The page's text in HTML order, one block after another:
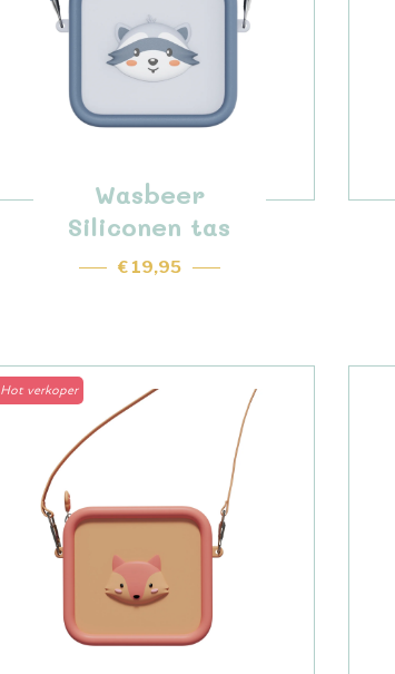
Wasbeer
Siliconen tas
€ 19,95
Hot verkoper